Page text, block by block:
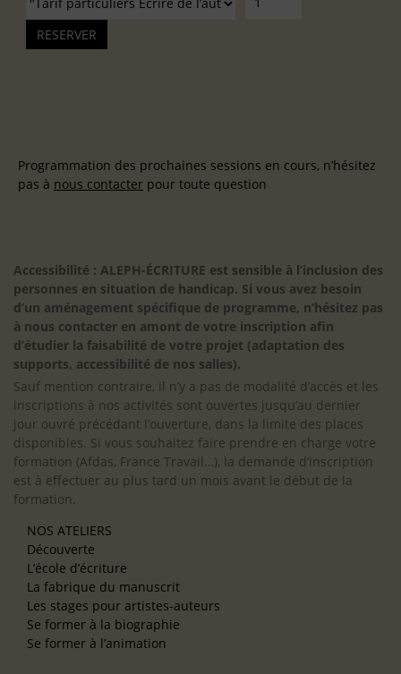
Programmation des prochaines sessions en cours, n’hésitez
pas à nous contacter pour toute question
Accessibilité : ALEPH-ÉCRITURE est sensible à l’inclusion des
personnes en situation de handicap. Si vous avez besoin
d’un aménagement spécifique de programme, n’hésitez pas
à nous contacter en amont de votre inscription afin
d’étudier la faisabilité de votre projet (adaptation des
supports, accessibilité de nos salles).
Sauf mention contraire, il n’y a pas de modalité d’accès et les
inscriptions à nos activités sont ouvertes jusqu’au dernier
jour ouvré précédant l’ouverture, dans la limite des places
disponibles. Si vous souhaitez faire prendre en charge votre
formation (Afdas, France Travail…), la demande d’inscription
est à effectuer au plus tard un mois avant le début de la
formation.
NOS ATELIERS
Découverte
L’école d’écriture
La fabrique du manuscrit
Les stages pour artistes-auteurs
Se former à la biographie
Se former à l’animation